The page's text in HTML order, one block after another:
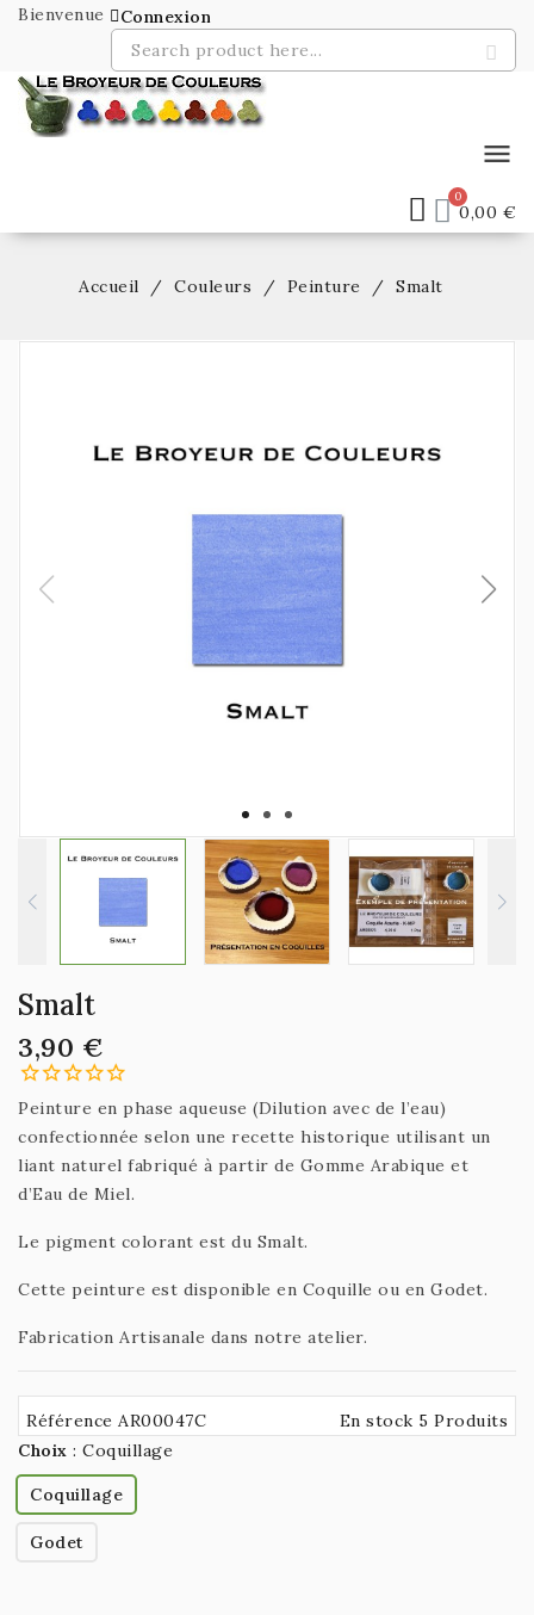
Bienvenue Connexion
menu
0,00 €
Accueil Couleurs Peinture Smalt
Smalt
3,90 €
Peinture en phase aqueuse (Dilution avec de l’eau)
confectionnée selon une recette historique utilisant un
liant naturel fabriqué à partir de Gomme Arabique et
d’Eau de Miel.
Le pigment colorant est du Smalt.
Cette peinture est disponible en Coquille ou en Godet.
Fabrication Artisanale dans notre atelier.
Référence AR00047C
En stock 5 Produits
Choix : Coquillage
Coquillage
Godet